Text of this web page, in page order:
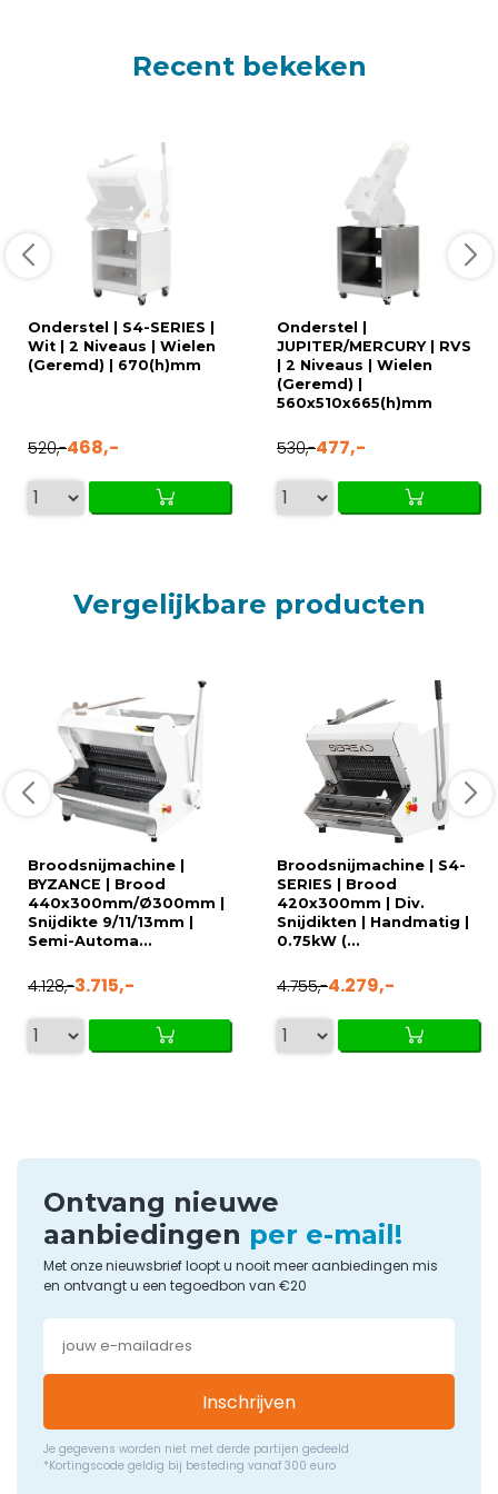
Recent bekeken
Onderstel | S4-SERIES |
Wit | 2 Niveaus | Wielen
(Geremd) | 670(h)mm
520,-468,-
Onderstel |
JUPITER/MERCURY | RVS
| 2 Niveaus | Wielen
(Geremd) |
560x510x665(h)mm
530,-477,-
Vergelijkbare producten
Broodsnijmachine |
BYZANCE | Brood
440x300mm/Ø300mm |
Snijdikte 9/11/13mm |
Semi-Automa...
4.128,-3.715,-
Broodsnijmachine | S4-
SERIES | Brood
420x300mm | Div.
Snijdikten | Handmatig |
0.75kW (...
4.755,-4.279,-
Ontvang nieuwe
aanbiedingen per e-mail!
Met onze nieuwsbrief loopt u nooit meer aanbiedingen mis
en ontvangt u een tegoedbon van €20
Inschrijven
Je gegevens worden niet met derde partijen gedeeld
*Kortingscode geldig bij besteding vanaf 300 euro